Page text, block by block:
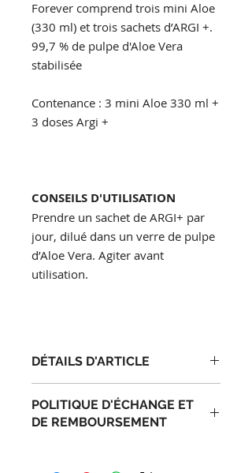
Forever comprend trois mini Aloe
(330 ml) et trois sachets d’ARGI +.
99,7 % de pulpe d'Aloe Vera
stabilisée
Contenance : 3 mini Aloe 330 ml +
3 doses Argi +
CONSEILS D'UTILISATION
Prendre un sachet de ARGI+ par
jour, dilué dans un verre de pulpe
d’Aloe Vera. Agiter avant
utilisation.
DÉTAILS D'ARTICLE
caractéristiques de l'article : taille,
matière et autres détails utiles. Cet
POLITIQUE D'ÉCHANGE ET
DE REMBOURSEMENT
remboursement. Informez vos